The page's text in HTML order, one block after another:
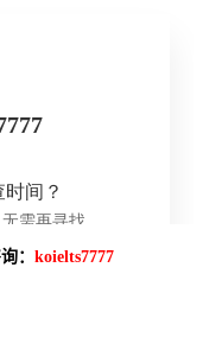
： koielts7777